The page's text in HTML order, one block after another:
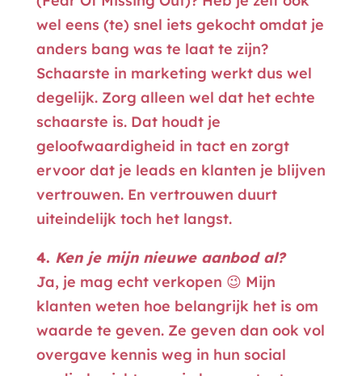
wel eens (te) snel iets gekocht omdat je
anders bang was te laat te zijn?
Schaarste in marketing werkt dus wel
degelijk. Zorg alleen wel dat het echte
schaarste is. Dat houdt je
geloofwaardigheid in tact en zorgt
ervoor dat je leads en klanten je blijven
vertrouwen. En vertrouwen duurt
uiteindelijk toch het langst.
4. Ken je mijn nieuwe aanbod al?
Ja, je mag echt verkopen 😉 Mijn
klanten weten hoe belangrijk het is om
waarde te geven. Ze geven dan ook vol
overgave kennis weg in hun social